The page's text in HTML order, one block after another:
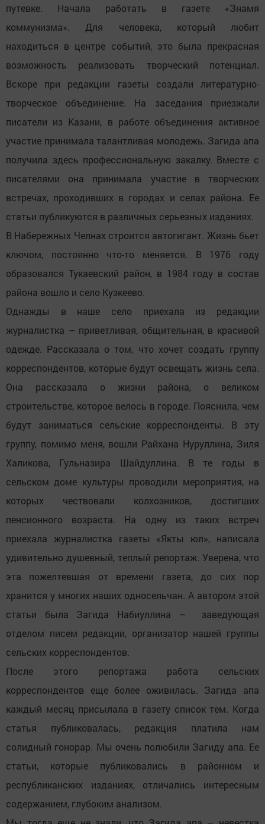
путевке. Начала работать в газете «Знамя
коммунизма». Для человека, который любит
находиться в центре событий, это была прекрасная
возможность реализовать творческий потенциал.
Вскоре при редакции газеты создали литературно-
творческое объединение. На заседания приезжали
писатели из Казани, в работе объединения активное
участие принимала талантливая молодежь. Загида апа
получила здесь профессиональную закалку. Вместе с
писателями она принимала участие в творческих
встречах, проходивших в городах и селах района. Ее
статьи публикуются в различных серьезных изданиях.
В Набережных Челнах строится автогигант. Жизнь бьет
ключом, постоянно что-то меняется. В 1976 году
образовался Тукаевский район, в 1984 году в состав
района вошло и село Кузкеево.
Однажды в наше село приехала из редакции
журналистка – приветливая, общительная, в красивой
одежде. Рассказала о том, что хочет создать группу
корреспондентов, которые будут освещать жизнь села.
Она рассказала о жизни района, о великом
строительстве, которое велось в городе. Пояснила, чем
будут заниматься сельские корреспонденты. В эту
группу, помимо меня, вошли Райхана Нуруллина, Зиля
Халикова, Гульназира Шайдуллина. В те годы в
сельском доме культуры проводили мероприятия, на
которых чествовали колхозников, достигших
пенсионного возраста. На одну из таких встреч
приехала журналистка газеты «Якты юл», написала
удивительно душевный, теплый репортаж. Уверена, что
эта пожелтевшая от времени газета, до сих пор
хранится у многих наших односельчан. А автором этой
статьи была Загида Набиуллина – заведующая
отделом писем редакции, организатор нашей группы
сельских корреспондентов.
После этого репортажа работа сельских
корреспондентов еще более оживилась. Загида апа
каждый месяц присылала в газету список тем. Когда
статья публиковалась, редакция платила нам
солидный гонорар. Мы очень полюбили Загиду апа. Ее
статьи, которые публиковались в районном и
республиканских изданиях, отличались интересным
содержанием, глубоким анализом.